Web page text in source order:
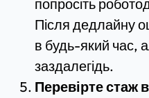
попросіть
Після дедлайну
в будь-який час,
заздалегідь.
Перевірте стаж